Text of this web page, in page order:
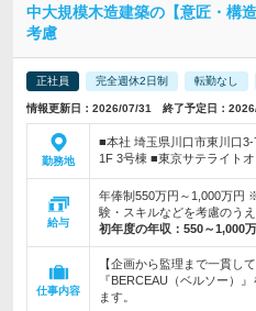
中大規模木造建築の【意匠・構
考慮
正社員 完全週休2日制 転勤なし
情報更新日：2026/07/31 終了予定日：
勤務地
■本社 埼玉県川口市東川口
1F 3号棟 ■東京サテライトオ
給与
年俸制550万円～1,000万円
験・スキルなどを考慮のう
初年度の年収： 550～1,000
仕事内容
【企画から監理まで一貫し
『BERCEAU（ベルソー）
ます。